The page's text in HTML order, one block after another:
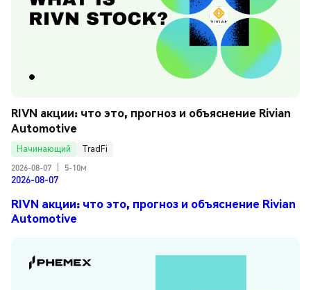
RIVN акции: что это, прогноз и объяснение Rivian
Automotive
Начинающий
TradFi
2026-08-07
5-10м
2026-08-07
RIVN акции: что это, прогноз и объяснение Rivian
Automotive